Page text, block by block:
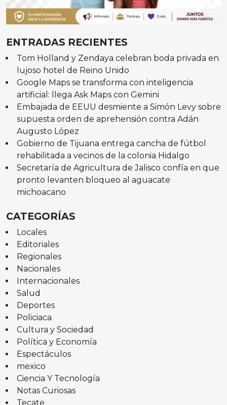
ENTRADAS RECIENTES
Tom Holland y Zendaya celebran boda privada en
lujoso hotel de Reino Unido
Google Maps se transforma con inteligencia
artificial: llega Ask Maps con Gemini
Embajada de EEUU desmiente a Simón Levy sobre
supuesta orden de aprehensión contra Adán
Augusto López
Gobierno de Tijuana entrega cancha de fútbol
rehabilitada a vecinos de la colonia Hidalgo
Secretaría de Agricultura de Jalisco confía en que
pronto levanten bloqueo al aguacate
michoacano
CATEGORÍAS
Locales
Editoriales
Regionales
Nacionales
Internacionales
Salud
Deportes
Policiaca
Cultura y Sociedad
Política y Economía
Espectáculos
mexico
Ciencia Y Tecnología
Notas Curiosas
Tecate